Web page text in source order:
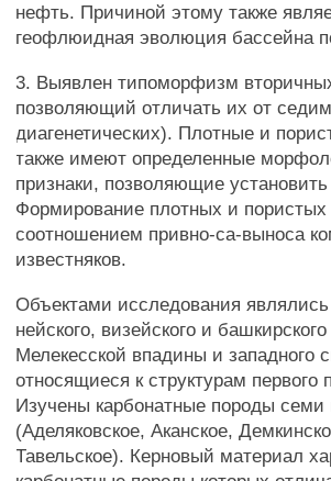
нефть. Причиной этому также
геофлюидная эволюция бассейна
3. Выявлен типоморфизм
позволяющий отличать их от
диагенетических). Плотные и
также имеют определенные
признаки, позволяющие
Формирование плотных и
соотношением привно-са-выноса
известняков.
Объектами исследования
нейского, визейского и
Мелекесской впадины и западного
относящиеся к структурам
Изучены карбонатные породы
(Аделяковское, Аканское,
Тавельское). Керновый материал